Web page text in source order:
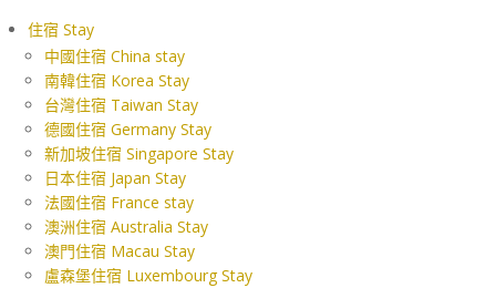
住宿 Stay
中國住宿 China stay
南韓住宿 Korea Stay
台灣住宿 Taiwan Stay
德國住宿 Germany Stay
新加坡住宿 Singapore Stay
日本住宿 Japan Stay
法國住宿 France stay
澳洲住宿 Australia Stay
澳門住宿 Macau Stay
盧森堡住宿 Luxembourg Stay